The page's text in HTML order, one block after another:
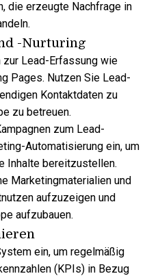
die erzeugte Nachfrage in
-Nurturing
zur Lead-Erfassung wie
Pages. Nutzen Sie Lead-
Kontaktdaten zu
zu betreuen.
zum Lead-
Automatisierung ein, um
Inhalte bereitzustellen.
Marketingmaterialien und
aufzuzeigen und
aufzubauen.
ein, um regelmäßig
(KPIs) in Bezug